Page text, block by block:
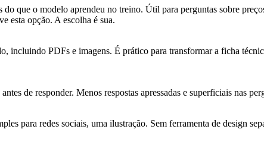
que o modelo aprendeu no treino. Útil para perguntas sobre
esta opção. A escolha é sua.
incluindo PDFs e imagens. É prático para transformar a ficha
de responder. Menos respostas apressadas e superficiais nas
para redes sociais, uma ilustração. Sem ferramenta de design